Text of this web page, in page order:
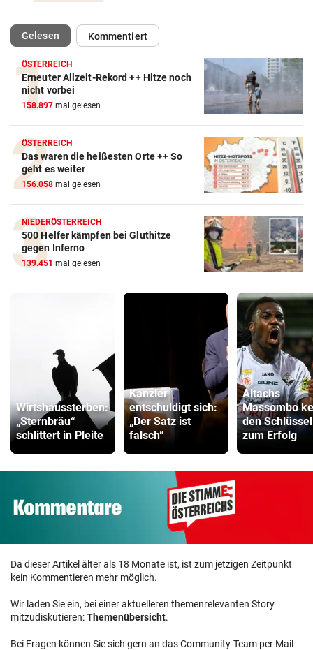
Gelesen(ausgewählt)Kommentiert
ÖSTERREICH
Erneuter Allzeit-Rekord ++ Hitze noch
nicht vorbei
158.897 mal gelesen
ÖSTERREICH
Das waren die heißesten Orte ++ So
geht es weiter
156.058 mal gelesen
NIEDERÖSTERREICH
500 Helfer kämpfen bei Gluthitze
gegen Inferno
139.451 mal gelesen
Wirtshaussterben:
„Sternbräu“
schlittert in Pleite
Kanzler
entschuldigt sich:
„Der Satz ist
falsch“
Altachs
Massombo
den Schlüssel
zum Erfolg
Da dieser Artikel älter als 18 Monate ist, ist zum jetzigen Zeitpunkt
kein Kommentieren mehr möglich.
Wir laden Sie ein, bei einer aktuelleren themenrelevanten Story
mitzudiskutieren:Themenübersicht.
Bei Fragen können Sie sich gern an das Community-Team per Mail